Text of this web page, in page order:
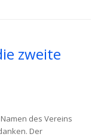
zweite
des Vereins
Der